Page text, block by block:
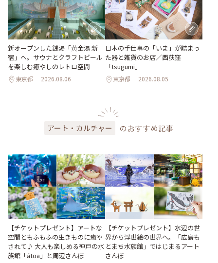
新オープンした銭湯「黄金湯 新
宿」へ。サウナとクラフトビール
を楽しむ癒やしのレトロ空間
東京都 2026.08.06
日本の手仕事の「いま」が詰まっ
た器と雑貨のお店／西荻窪
「tsugumi」
東京都 2026.08.05
アート・カルチャー のおすすめ記事
【チケットプレゼント】アートな
空間ともふもふの生きものに癒や
されて♪ 大人も楽しめる神戸の水
族館「átoa」と周辺さんぽ
【チケットプレゼント】水辺の世
界から浮世絵の世界へ。「広島も
とまち水族館」ではじまるアート
さんぽ